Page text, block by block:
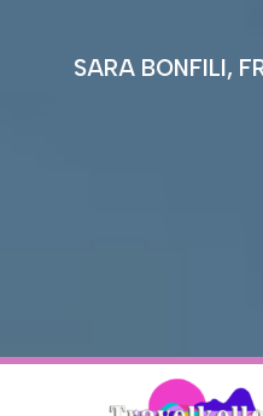
SARA BONFILI,